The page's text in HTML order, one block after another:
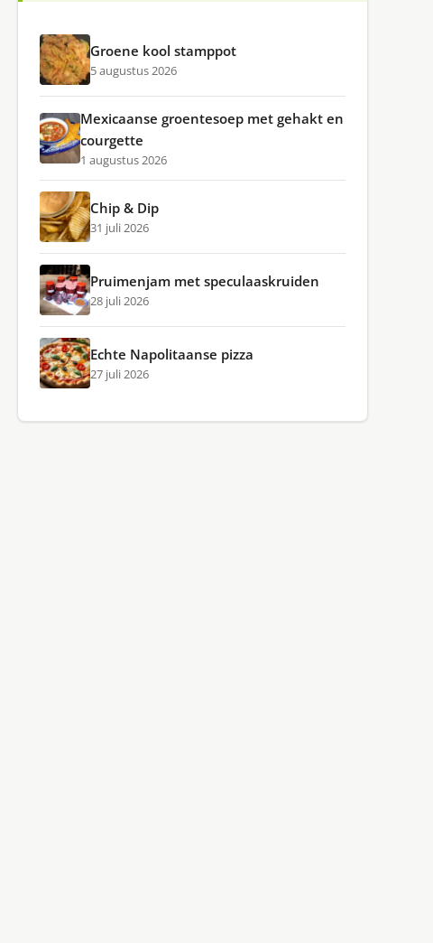
Groene kool stamppot
5 augustus 2026
Mexicaanse groentesoep met gehakt en
courgette
1 augustus 2026
Chip & Dip
31 juli 2026
Pruimenjam met speculaaskruiden
28 juli 2026
Echte Napolitaanse pizza
27 juli 2026